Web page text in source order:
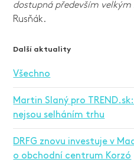
dostupná především velkým
Rusňák.
Další aktuality
Všechno
Martin Slaný pro
nejsou selháním trhu
DRFG znovu investuje v
o obchodní centrum Korzó